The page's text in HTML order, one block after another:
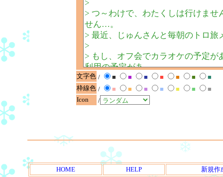
文字色 / ■ ■ ■ ■ ■ ■
■
枠線色 / ■ ■ ■ ■ ■ ■
■
Icon
/
HOME HELP 新規作